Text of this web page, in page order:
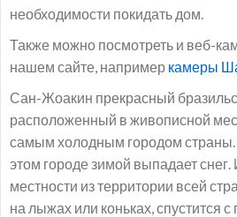
необходимости покидать дом.
Также можно посмотреть и веб-
нашем сайте, например камеры
Сан-Жоакин прекрасный
расположенный в живописной
самым холодным городом страны.
этом городе зимой выпадает
местности из территории всей
на лыжах или коньках, спустится с